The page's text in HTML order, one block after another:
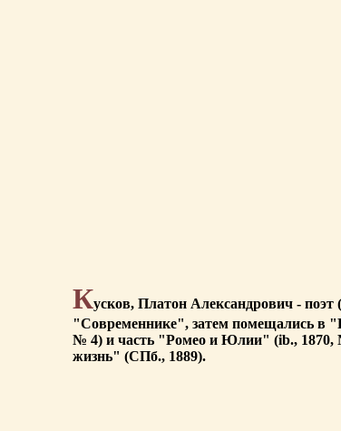
Кусков, Платон Александрович -
"Современнике", затем помещались в
№ 4) и часть "Ромео и Юлии" (ib., 1870,
жизнь" (СПб., 1889).